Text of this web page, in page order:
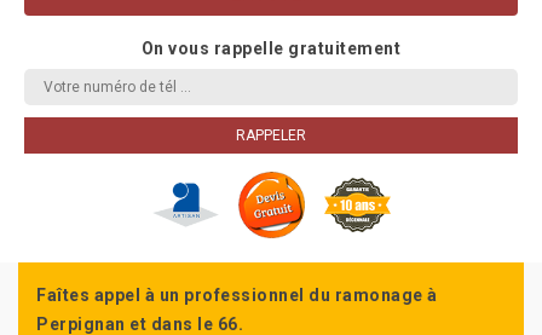
On vous rappelle gratuitement
Faîtes appel à un professionnel du ramonage à
Perpignan et dans le 66.